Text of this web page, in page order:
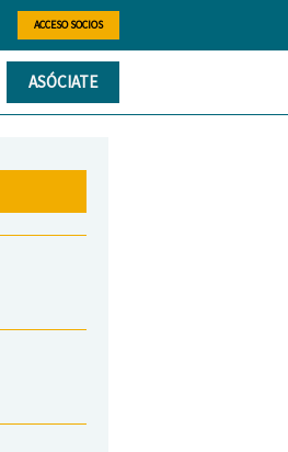
ACCESO SOCIOS
ASÓCIATE